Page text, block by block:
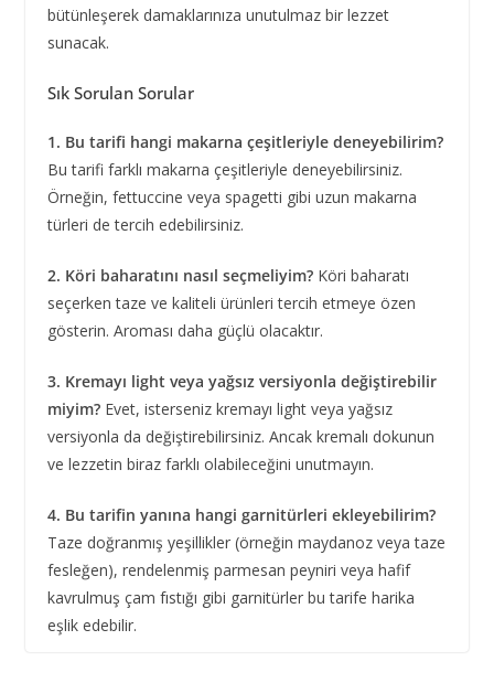
bütünleşerek damaklarınıza unutulmaz bir lezzet
sunacak.
Sık Sorulan Sorular
1. Bu tarifi hangi makarna çeşitleriyle deneyebilirim?
Bu tarifi farklı makarna çeşitleriyle deneyebilirsiniz.
Örneğin, fettuccine veya spagetti gibi uzun makarna
türleri de tercih edebilirsiniz.
2. Köri baharatını nasıl seçmeliyim?Köri baharatı
seçerken taze ve kaliteli ürünleri tercih etmeye özen
gösterin. Aroması daha güçlü olacaktır.
3. Kremayı light veya yağsız versiyonla değiştirebilir
miyim?Evet, isterseniz kremayı light veya yağsız
versiyonla da değiştirebilirsiniz. Ancak kremalı dokunun
ve lezzetin biraz farklı olabileceğini unutmayın.
4. Bu tarifin yanına hangi garnitürleri ekleyebilirim?
Taze doğranmış yeşillikler (örneğin maydanoz veya taze
fesleğen), rendelenmiş parmesan peyniri veya hafif
kavrulmuş çam fıstığı gibi garnitürler bu tarife harika
eşlik edebilir.